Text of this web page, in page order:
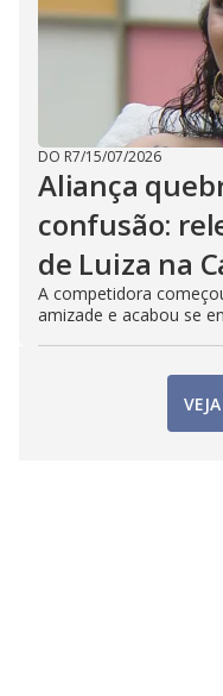
DO R7/15/07/2026
Aliança
confusão:
de Luiza na
A competidora
amizade e acabou se